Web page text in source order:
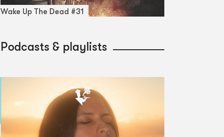
Wake Up The Dead #31
Podcasts & playlists